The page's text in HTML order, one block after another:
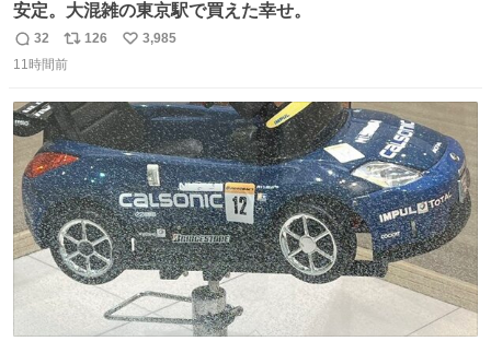
安定。大混雑の東京駅で買えた幸せ。
返
信
32
リ
ポ
ト
数
126
い
数
3,985
11時間前